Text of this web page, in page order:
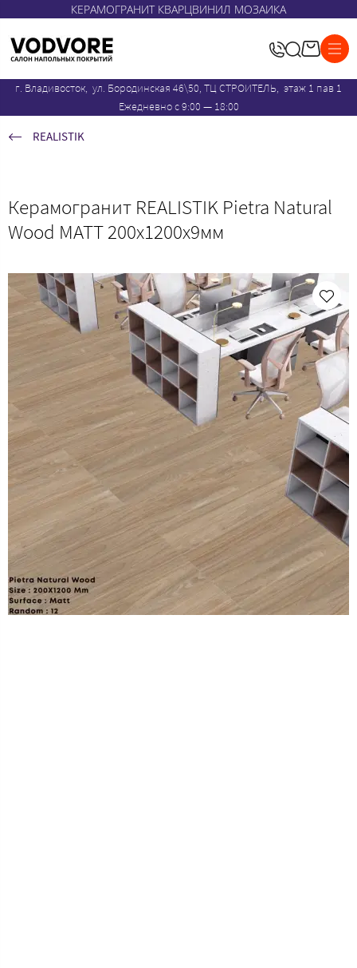
КЕРАМОГРАНИТ КВАРЦВИНИЛ МОЗАИКА
г. Владивосток, ул. Бородинская 46\50, ТЦ СТРОИТЕЛЬ, этаж 1 пав 1
Ежедневно с 9:00 — 18:00
REALISTIK
Керамогранит REALISTIK Pietra Natural
Wood MATT 200x1200x9мм